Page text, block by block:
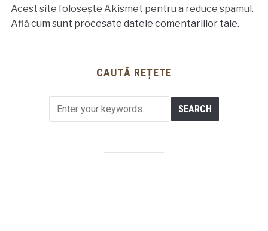
Acest site folosește Akismet pentru a reduce spamul.
Află cum sunt procesate datele comentariilor tale.
CAUTĂ REȚETE